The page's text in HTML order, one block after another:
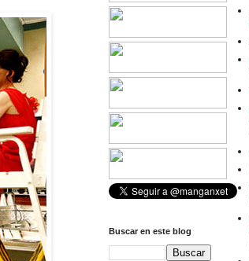
Buscar en este blog